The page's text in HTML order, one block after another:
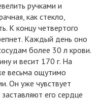
ручками и
как стекло,
К концу четвертого
Каждый день оно
более 30 л крови.
и весит 170 г. На
весьма ощутимо
Он уже чувствует
его сердце